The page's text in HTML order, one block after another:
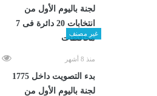
غير مصنف
منذ 8 أشهر
بدء التصويت داخل 1775
لجنة باليوم الأول من